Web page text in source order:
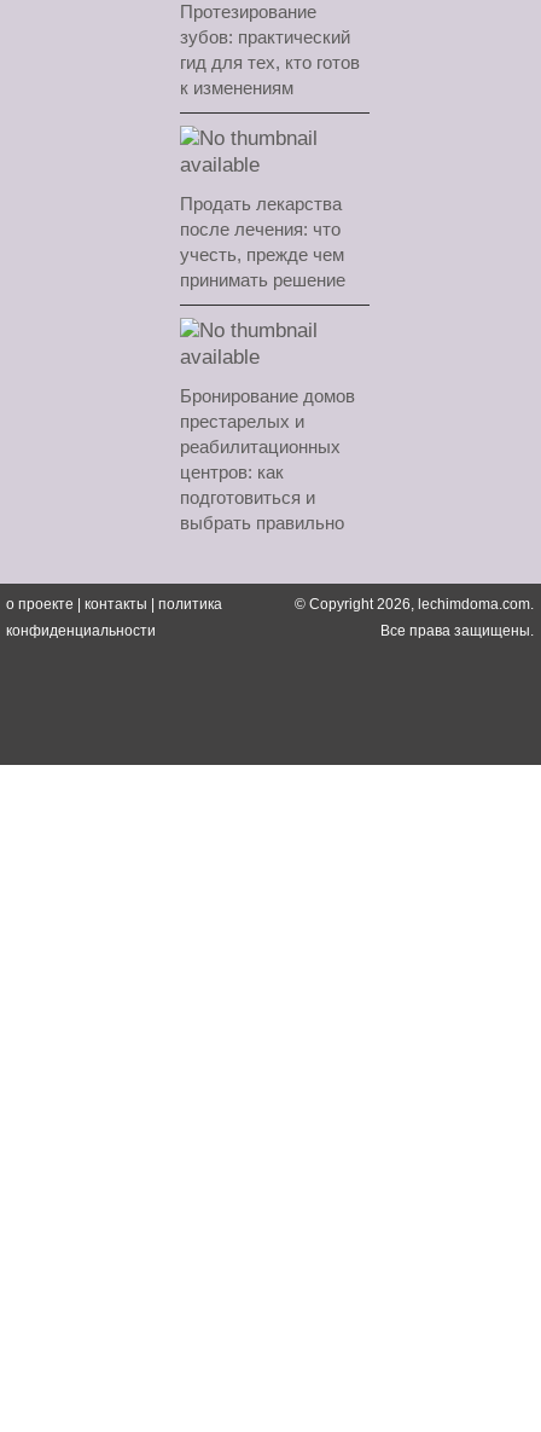
Протезирование
зубов: практический
гид для тех, кто готов
к изменениям
Продать лекарства
после лечения: что
учесть, прежде чем
принимать решение
Бронирование домов
престарелых и
реабилитационных
центров: как
подготовиться и
выбрать правильно
о проекте контакты
политика
конфиденциальности
© Copyright 2026, lechimdoma.com.
Все права защищены.